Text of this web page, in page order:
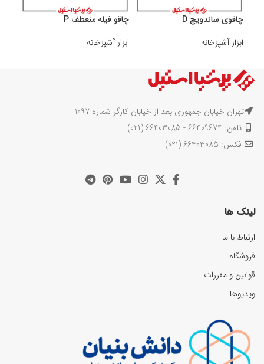
چاقوی ساندویچ D
ابزار آشپزخانه
چاقو فیله منعطف P
ابزار آشپزخانه
تهران خیابان جمهوری بعد از خیابان کارگر شماره 1097
تلفن: 66409674 - 66403085 (021)
فکس: 66403085 (021)
لینک ها
ارتباط با ما
فروشگاه
قوانین و مقررات
ویدیوها